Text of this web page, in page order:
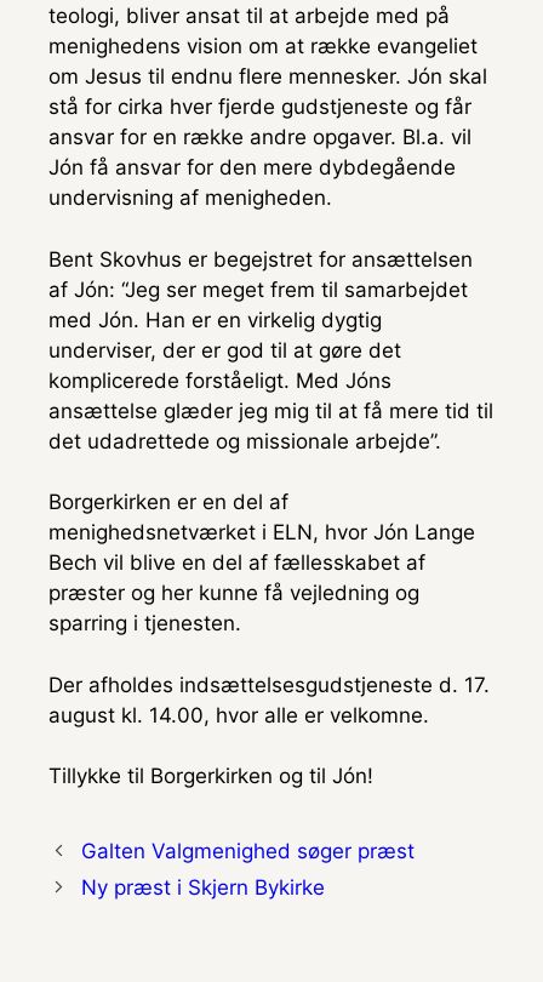
teologi, bliver ansat til at arbejde med på
menighedens vision om at række evangeliet
om Jesus til endnu flere mennesker. Jón skal
stå for cirka hver fjerde gudstjeneste og får
ansvar for en række andre opgaver. Bl.a. vil
Jón få ansvar for den mere dybdegående
undervisning af menigheden.
Bent Skovhus er begejstret for ansættelsen
af Jón: “Jeg ser meget frem til samarbejdet
med Jón. Han er en virkelig dygtig
underviser, der er god til at gøre det
komplicerede forståeligt. Med Jóns
ansættelse glæder jeg mig til at få mere tid til
det udadrettede og missionale arbejde”.
Borgerkirken er en del af
menighedsnetværket i ELN, hvor Jón Lange
Bech vil blive en del af fællesskabet af
præster og her kunne få vejledning og
sparring i tjenesten.
Der afholdes indsættelsesgudstjeneste d. 17.
august kl. 14.00, hvor alle er velkomne.
Tillykke til Borgerkirken og til Jón!
Galten Valgmenighed søger præst
Ny præst i Skjern Bykirke